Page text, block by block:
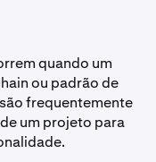
quando um
ou padrão de
frequentemente
um projeto para